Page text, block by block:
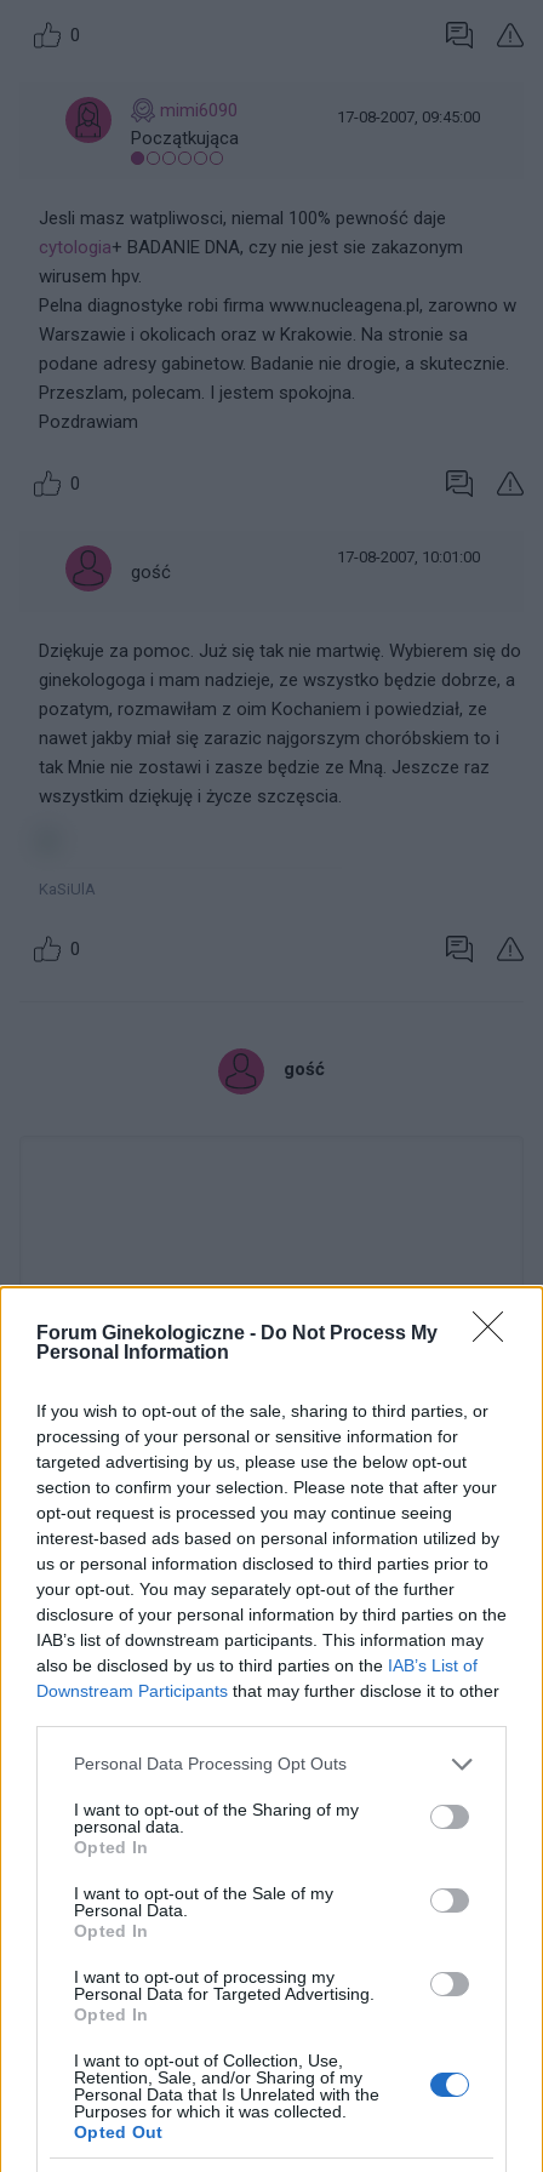
Forum Ginekologiczne - Do Not Process My
Personal Information
If you wish to opt-out of the sale, sharing to third parties, or
processing of your personal or sensitive information for
targeted advertising by us, please use the below opt-out
section to confirm your selection. Please note that after your
opt-out request is processed you may continue seeing
interest-based ads based on personal information utilized by
us or personal information disclosed to third parties prior to
your opt-out. You may separately opt-out of the further
disclosure of your personal information by third parties on the
IAB’s list of downstream participants. This information may
also be disclosed by us to third parties on the IAB’s List of
Downstream Participants that may further disclose it to other
Personal Data Processing Opt Outs
I want to opt-out of the Sharing of my
personal data.
Opted In
I want to opt-out of the Sale of my
Personal Data.
Opted In
I want to opt-out of processing my
Personal Data for Targeted Advertising.
Opted In
I want to opt-out of Collection, Use,
Retention, Sale, and/or Sharing of my
Personal Data that Is Unrelated with the
Purposes for which it was collected.
Opted Out
0
mimi6090
Początkująca
17-08-2007, 09:45:00
Jesli masz watpliwosci, niemal 100% pewność daje
cytologia+ BADANIE DNA, czy nie jest sie zakazonym
wirusem hpv.
Pelna diagnostyke robi firma www.nucleagena.pl, zarowno w
Warszawie i okolicach oraz w Krakowie. Na stronie sa
podane adresy gabinetow. Badanie nie drogie, a skutecznie.
Przeszlam, polecam. I jestem spokojna.
Pozdrawiam
0
gość
17-08-2007, 10:01:00
Dziękuje za pomoc. Już się tak nie martwię. Wybierem się do
ginekologoga i mam nadzieje, ze wszystko będzie dobrze, a
pozatym, rozmawiłam z oim Kochaniem i powiedział, ze
nawet jakby miał się zarazic najgorszym choróbskiem to i
tak Mnie nie zostawi i zasze będzie ze Mną. Jeszcze raz
wszystkim dziękuję i życze szczęscia.
KaSiUlA
0
gość
WYBIERZ PLIK
Dopuszczalne formaty pliku graficznego: jpg, jpeg , png.
Rozmiar zdjęcia nie powinien przekraczać 0.6MB.
Wyświetl podpis
Wysyłaj powiadomienia o odpowiedzi
WYŚLIJ
ZOBACZ INNE DYSKUSJE
gość
Wysypka
Witam, od kilku dni borykam się ze swędzeniem,
postanowiłam tam zerknąć i sytuacja wygląda
tak jak na zdjęciu. Czy może ktoś wie, co to
może być?
Forum:Ginekologia - specjalista radzi, dla
pacjentki